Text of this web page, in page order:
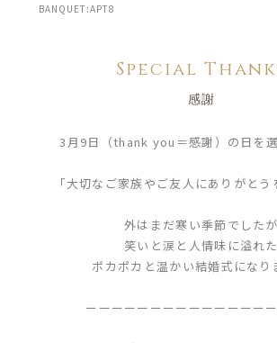
BANQUET:APT8
Special
感謝
3月9日（thank you＝感謝）の日を
「大切なご家族やご友人にありがとう
外はまだ寒い季節でしたが
笑いと涙と人情味に溢れた
ポカポカと温かい結婚式になり
ーーーーーーーーーーーーーー